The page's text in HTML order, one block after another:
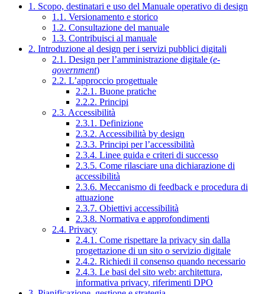
1. Scopo, destinatari e uso del Manuale operativo di design
1.1. Versionamento e storico
1.2. Consultazione del manuale
1.3. Contribuisci al manuale
2. Introduzione al design per i servizi pubblici digitali
2.1. Design per l’amministrazione digitale (e-
government)
2.2. L’approccio progettuale
2.2.1. Buone pratiche
2.2.2. Principi
2.3. Accessibilità
2.3.1. Definizione
2.3.2. Accessibilità by design
2.3.3. Principi per l’accessibilità
2.3.4. Linee guida e criteri di successo
2.3.5. Come rilasciare una dichiarazione di
accessibilità
2.3.6. Meccanismo di feedback e procedura di
attuazione
2.3.7. Obiettivi accessibilità
2.3.8. Normativa e approfondimenti
2.4. Privacy
2.4.1. Come rispettare la privacy sin dalla
progettazione di un sito o servizio digitale
2.4.2. Richiedi il consenso quando necessario
2.4.3. Le basi del sito web: architettura,
informativa privacy, riferimenti DPO